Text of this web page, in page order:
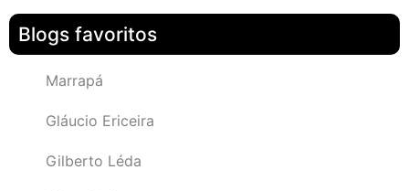
Blogs favoritos
Marrapá
Gláucio Ericeira
Gilberto Léda